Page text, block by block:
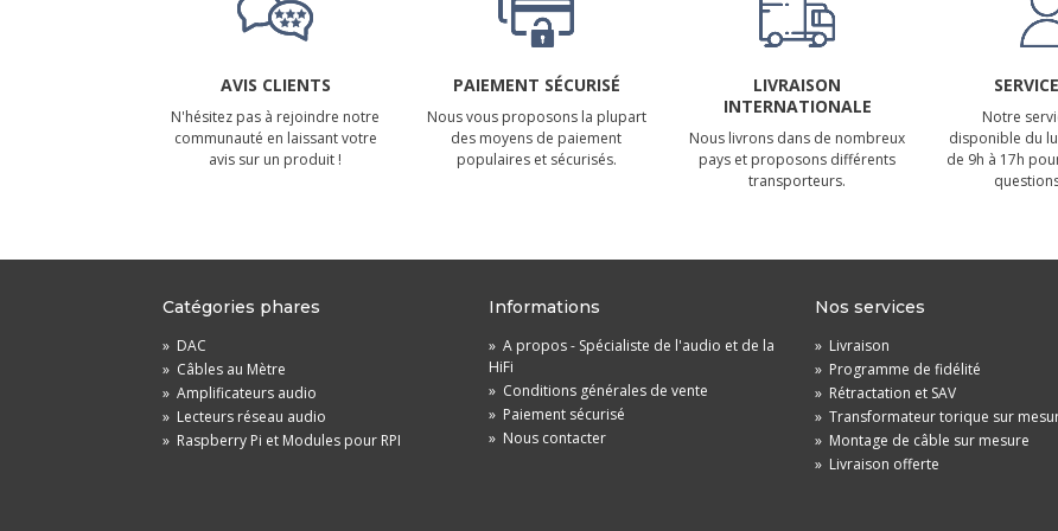
AVIS CLIENTS
N'hésitez pas à rejoindre notre
communauté en laissant votre
avis sur un produit !
PAIEMENT SÉCURISÉ
Nous vous proposons la plupart
des moyens de paiement
populaires et sécurisés.
LIVRAISON
INTERNATIONALE
Nous livrons dans de nombreux
pays et proposons différents
transporteurs.
Notre
disponible du
de 9h à 17h
Catégories phares
» DAC
» Câbles au Mètre
» Amplificateurs audio
» Lecteurs réseau audio
» Raspberry Pi et Modules pour RPI
Informations
» A propos - Spécialiste de l'audio et de la
HiFi
» Conditions générales de vente
» Paiement sécurisé
» Nous contacter
Nos services
» Livraison
» Programme de fidélité
» Rétractation et SAV
» Transformateur torique sur
» Montage de câble sur mesure
» Livraison offerte